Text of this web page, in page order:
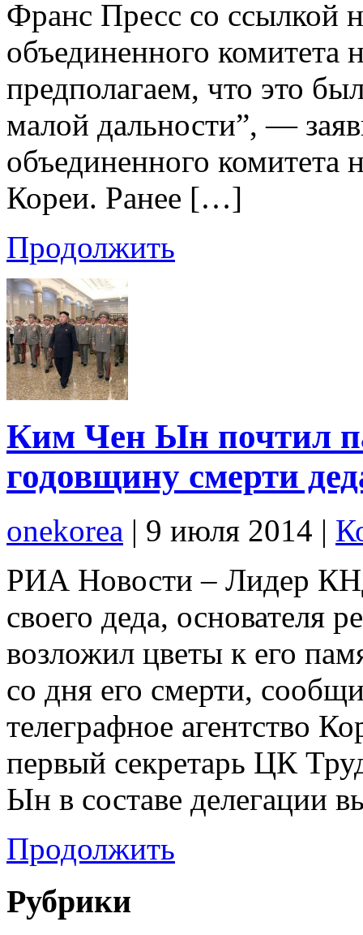
Франс Пресс со ссылкой
объединенного
предполагаем, что это
малой дальности”, —
объединенного
Кореи. Ранее […]
Продолжить
Ким Чен Ын почтил
годовщину смерти
onekorea | 9 июля 2014 |
РИА Новости – Лидер
своего деда, основателя
возложил цветы к его
со дня его смерти,
телеграфное агентство
первый секретарь ЦК
Ын в составе делегации
Продолжить
Рубрики